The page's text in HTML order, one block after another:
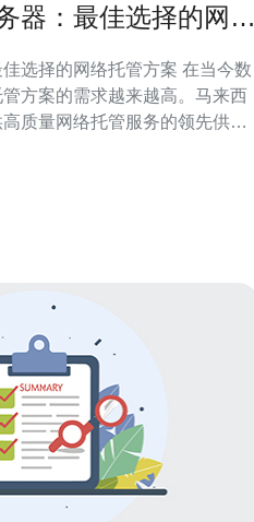
器：最佳选择的网络
的网络托管方案 在当今数
方案的需求越来越高。马来西
质量网络托管服务的领先供应
靠性。他们的服务器采用最新